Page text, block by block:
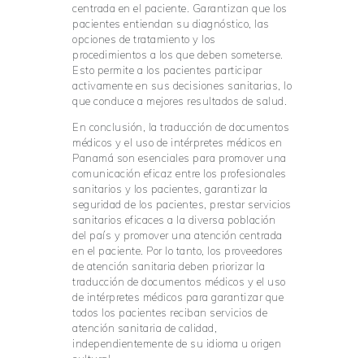
centrada en el paciente. Garantizan que los
pacientes entiendan su diagnóstico, las
opciones de tratamiento y los
procedimientos a los que deben someterse.
Esto permite a los pacientes participar
activamente en sus decisiones sanitarias, lo
que conduce a mejores resultados de salud.
En conclusión, la traducción de documentos
médicos y el uso de intérpretes médicos en
Panamá son esenciales para promover una
comunicación eficaz entre los profesionales
sanitarios y los pacientes, garantizar la
seguridad de los pacientes, prestar servicios
sanitarios eficaces a la diversa población
del país y promover una atención centrada
en el paciente. Por lo tanto, los proveedores
de atención sanitaria deben priorizar la
traducción de documentos médicos y el uso
de intérpretes médicos para garantizar que
todos los pacientes reciban servicios de
atención sanitaria de calidad,
independientemente de su idioma u origen